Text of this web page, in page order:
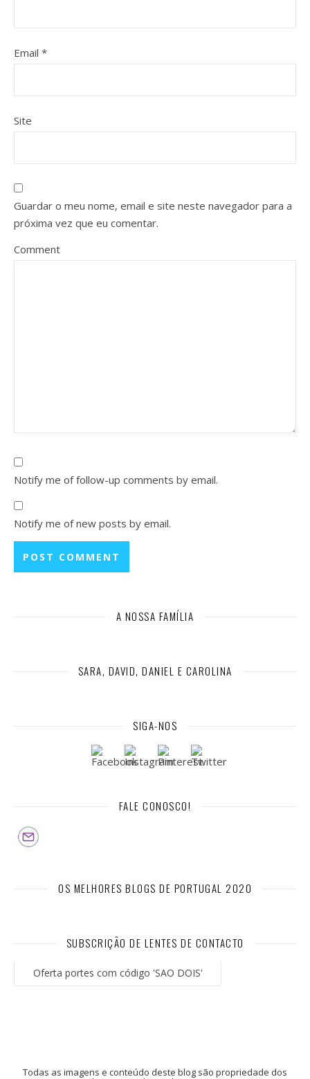
Email *
Site
Guardar o meu nome, email e site neste navegador para a
próxima vez que eu comentar.
Comment
Notify me of follow-up comments by email.
Notify me of new posts by email.
A NOSSA FAMÍLIA
SARA, DAVID, DANIEL E CAROLINA
SIGA-NOS
FALE CONOSCO!
OS MELHORES BLOGS DE PORTUGAL 2020
SUBSCRIÇÃO DE LENTES DE CONTACTO
Oferta portes com código 'SAO DOIS'
Todas as imagens e conteúdo deste blog são propriedade dos